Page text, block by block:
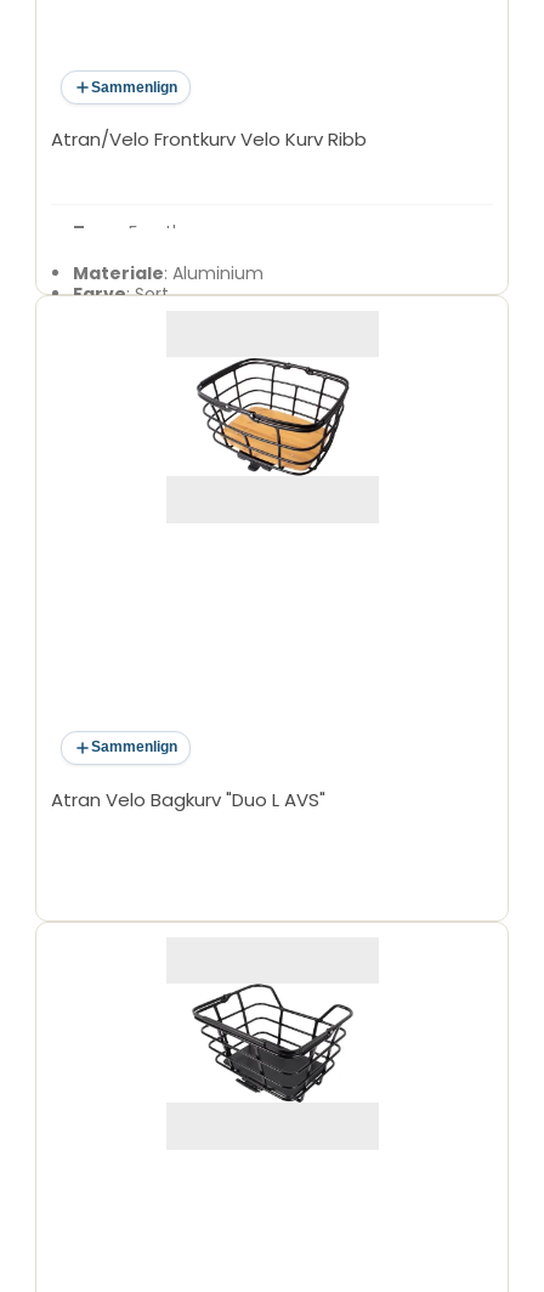
Sammenlign
Atran/Velo Frontkurv Velo Kurv Ribb
Type
: Frontkurv
Materiale: Aluminium
Farve: Sort
Sammenlign
Atran Velo Bagkurv "Duo L AVS"